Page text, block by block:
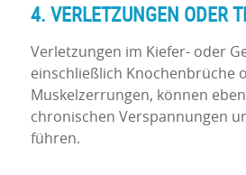
4. VERLETZUNGEN ODER
Verletzungen im Kiefer- oder
einschließlich Knochenbrüche
Muskelzerrungen, können
chronischen Verspannungen
führen.